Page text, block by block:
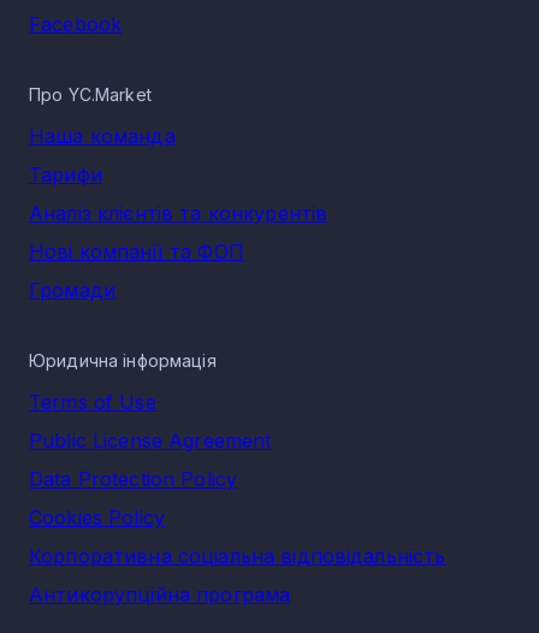
Facebook
Про YC.Market
Наша команда
Тарифи
Аналіз клієнтів та конкурентів
Нові компанії та ФОП
Громади
Юридична інформація
Terms of Use
Public License Agreement
Data Protection Policy
Cookies Policy
Корпоративна соціальна відповідальність
Антикорупційна програма